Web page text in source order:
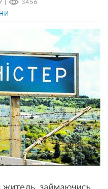
| 3456